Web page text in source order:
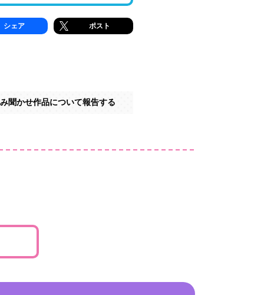
シェア ポスト
聞かせ作品について報告する